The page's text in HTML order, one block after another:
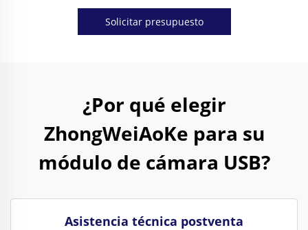
Solicitar presupuesto
¿Por qué elegir
ZhongWeiAoKe para su
módulo de cámara USB?
Asistencia técnica postventa